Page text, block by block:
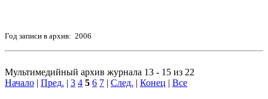
Год записи в архив: 2006
Мультимедийный архив журнала 13 - 15 из 22
Начало | Пред. | 3 4 5 6 7 | След. | Конец | Все